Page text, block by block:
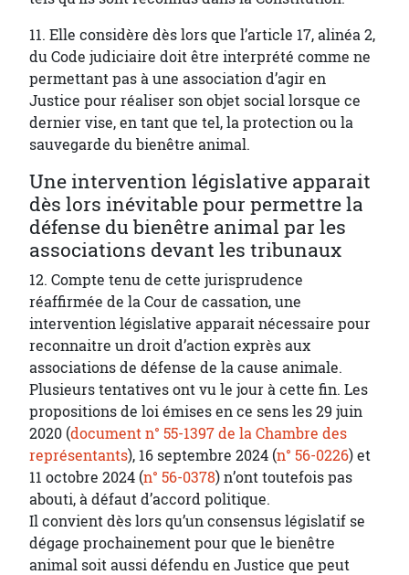
11. Elle considère dès lors que l’article 17, alinéa 2,
du Code judiciaire doit être interprété comme ne
permettant pas à une association d’agir en
Justice pour réaliser son objet social lorsque ce
dernier vise, en tant que tel, la protection ou la
sauvegarde du bienêtre animal.
Une intervention législative apparait
dès lors inévitable pour permettre la
défense du bienêtre animal par les
associations devant les tribunaux
12. Compte tenu de cette jurisprudence
réaffirmée de la Cour de cassation, une
intervention législative apparait nécessaire pour
reconnaitre un droit d’action exprès aux
associations de défense de la cause animale.
Plusieurs tentatives ont vu le jour à cette fin. Les
propositions de loi émises en ce sens les 29 juin
2020 (document n° 55-1397 de la Chambre des
représentants), 16 septembre 2024 (n° 56-0226) et
11 octobre 2024 (n° 56-0378) n’ont toutefois pas
abouti, à défaut d’accord politique.
Il convient dès lors qu’un consensus législatif se
dégage prochainement pour que le bienêtre
animal soit aussi défendu en Justice que peut